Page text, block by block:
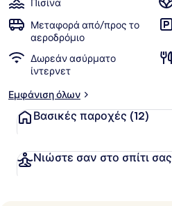
Πισίνα
Μεταφορά από/προς το
αεροδρόμιο
Δωρεάν ασύρματο
ίντερνετ
Εμφάνιση όλων
Βασικές παροχές (12)
Νιώστε σαν στο σπίτι σας